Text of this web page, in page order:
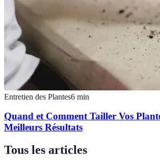
Entretien des Plantes6 min
Quand et Comment Tailler Vos
Meilleurs Résultats
Tous les articles